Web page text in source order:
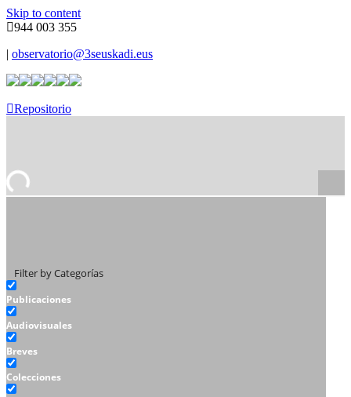
Skip to content
944 003 355
| observatorio@3seuskadi.eus
Repositorio
Filter by Categorías
Publicaciones
Audiovisuales
Breves
Colecciones